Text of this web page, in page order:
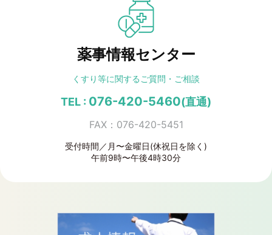
薬事情報センター
くすり等に関する ご質問・ご相談
TEL : 076-420-5460(直通)
FAX：076-420-5451
受付時間／月〜金曜日(休祝日を除く)
午前9時〜午後4時30分